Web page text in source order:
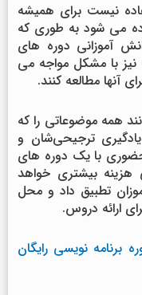
نیست برای همیشه
می شود به طوری که
آموزانی دوره های
نیز با مشکل مواجه می
آنها مطالعه کنند.
همه موضوعاتی را که
ترجیحی‌شان و
حضوری با یک دوره های
بیشتری خواهد
تطبیق داد و محل
ارائه دروس.
برنامه نویسی رایگان